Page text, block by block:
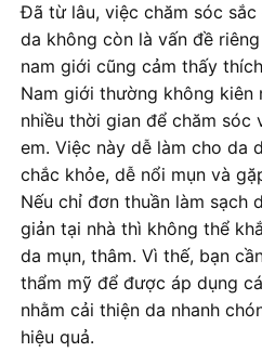
Đã từ lâu, việc chăm sóc
da không còn là vấn đề
nam giới cũng cảm thấy
Nam giới thường không kiên
nhiều thời gian để chăm sóc
em. Việc này dễ làm cho da
chắc khỏe, dễ nổi mụn và
Nếu chỉ đơn thuần làm sạch
giản tại nhà thì không thể
da mụn, thâm. Vì thế, bạn
thẩm mỹ để được áp dụng
nhằm cải thiện da nhanh
hiệu quả.